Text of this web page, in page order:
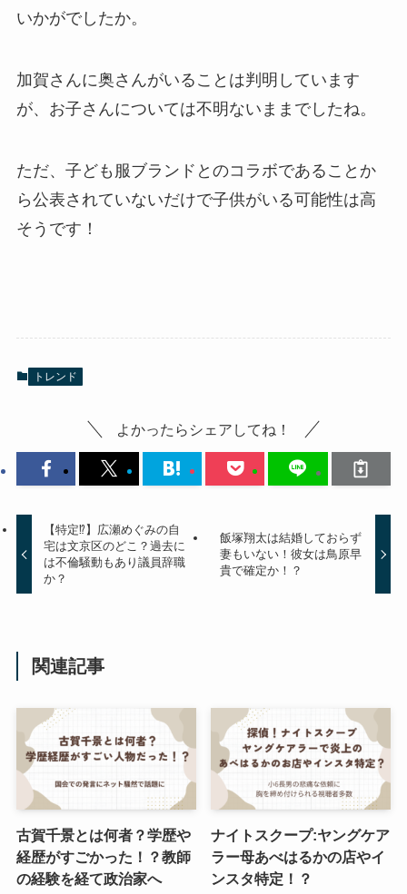
いかがでしたか。
加賀さんに奥さんがいることは判明しています
が、お子さんについては不明ないままでしたね。
ただ、子ども服ブランドとのコラボであることか
ら公表されていないだけで子供がいる可能性は高
そうです！
トレンド
よかったらシェアしてね！
【特定⁉︎】広瀬めぐみの自
宅は文京区のどこ？過去に
は不倫騒動もあり議員辞職
か？
飯塚翔太は結婚しておらず
妻もいない！彼女は鳥原早
貴で確定か！？
関連記事
古賀千景とは何者？学歴や
経歴がすごかった！？教師
の経験を経て政治家へ
ナイトスクープ:ヤングケア
ラー母あべはるかの店やイ
ンスタ特定！？